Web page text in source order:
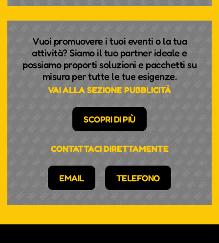
Vuoi promuovere i tuoi eventi o la tua
attività? Siamo il tuo partner ideale e
possiamo proporti soluzioni e pacchetti su
misura per tutte le tue esigenze.
VAI ALLA SEZIONE PUBBLICITÀ
SCOPRI DI PIÙ
CONTATTACI DIRETTAMENTE
EMAIL TELEFONO